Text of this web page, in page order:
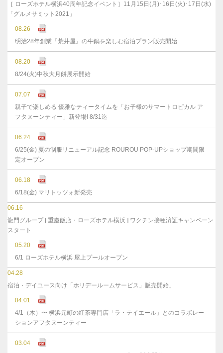
［ ローズホテル横浜40周年記念イベント］11月15日(月)･16日(火)･17日(水)
「グルメサミット2021」
08.26
明治28年創業『荒井屋』の牛鍋を楽しむ宿泊プラン販売開始
08.20
8/24(火)中秋大月餅展示開始
07.07
親子で楽しめる 優雅なティータイムを「お子様のサマートロピカル ア
フタヌーンティー」新登場! 8/31迄
06.24
6/25(金) 夏の制服リニューアル記念 ROUROU POP-UPショップ期間限
定オープン
06.18
6/18(金) マリトッツォ新発売
06.16
龍門グループ [ 重慶飯店・ローズホテル横浜 ] ワクチン接種済証キャンペーン
スタート
05.20
6/1 ローズホテル横浜 屋上プールオープン
04.28
宿泊・デイユース向け「ホリデールームサービス」販売開始」
04.01
4/1（木）〜 横浜元町の紅茶専門店「ラ・テイエール」とのコラボレー
ションアフタヌーンティー
03.04